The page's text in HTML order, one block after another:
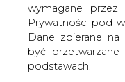
wymagane
Prywatności pod
Dane zbierane
być
podstawach.